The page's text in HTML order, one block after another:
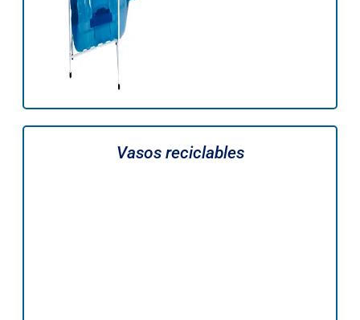
Vasos reciclables